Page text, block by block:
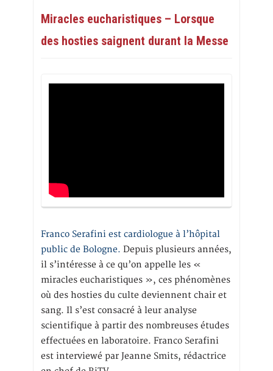
Miracles eucharistiques – Lorsque
des hosties saignent durant la Messe
Franco Serafini est cardiologue à l’hôpital
public de Bologne. Depuis plusieurs années,
il s’intéresse à ce qu’on appelle les «
miracles eucharistiques », ces phénomènes
où des hosties du culte deviennent chair et
sang. Il s’est consacré à leur analyse
scientifique à partir des nombreuses études
effectuées en laboratoire. Franco Serafini
est interviewé par Jeanne Smits, rédactrice